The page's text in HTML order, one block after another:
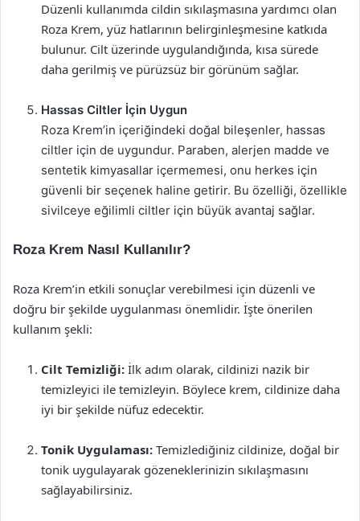
Düzenli kullanımda cildin sıkılaşmasına yardımcı olan
Roza Krem, yüz hatlarının belirginleşmesine katkıda
bulunur. Cilt üzerinde uygulandığında, kısa sürede
daha gerilmiş ve pürüzsüz bir görünüm sağlar.
Hassas Ciltler İçin Uygun
Roza Krem’in içeriğindeki doğal bileşenler, hassas
ciltler için de uygundur. Paraben, alerjen madde ve
sentetik kimyasallar içermemesi, onu herkes için
güvenli bir seçenek haline getirir. Bu özelliği, özellikle
sivilceye eğilimli ciltler için büyük avantaj sağlar.
Roza Krem Nasıl Kullanılır?
Roza Krem’in etkili sonuçlar verebilmesi için düzenli ve
doğru bir şekilde uygulanması önemlidir. İşte önerilen
kullanım şekli:
Cilt Temizliği: İlk adım olarak, cildinizi nazik bir
temizleyici ile temizleyin. Böylece krem, cildinize daha
iyi bir şekilde nüfuz edecektir.
Tonik Uygulaması: Temizlediğiniz cildinize, doğal bir
tonik uygulayarak gözeneklerinizin sıkılaşmasını
sağlayabilirsiniz.